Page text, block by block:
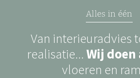
Alles in één
Van interieuradvies
realisatie... Wij doen
vloeren en